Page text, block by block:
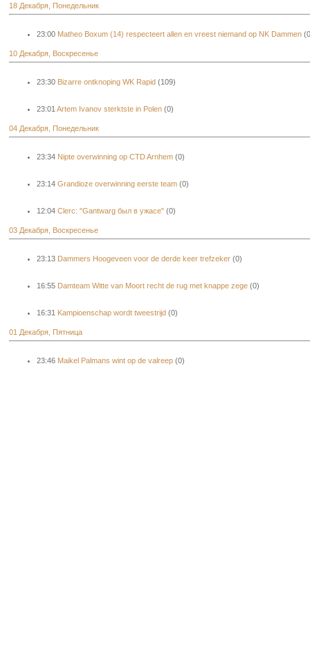
18 Декабря, Понедельник
23:00 Matheo Boxum (14) respecteert allen en vreest niemand op NK Dammen
10 Декабря, Воскресенье
23:30 Bizarre ontknoping WK Rapid (109)
23:01 Artem Ivanov sterktste in Polen (0)
04 Декабря, Понедельник
23:34 Nipte overwinning op CTD Arnhem (0)
23:14 Grandioze overwinning eerste team (0)
12:04 Clerc: "Gantwarg был в ужасе" (0)
03 Декабря, Воскресенье
23:13 Dammers Hoogeveen voor de derde keer trefzeker (0)
16:55 Damteam Witte van Moort recht de rug met knappe zege (0)
16:31 Kampioenschap wordt tweestrijd (0)
01 Декабря, Пятница
23:46 Maikel Palmans wint op de valreep (0)